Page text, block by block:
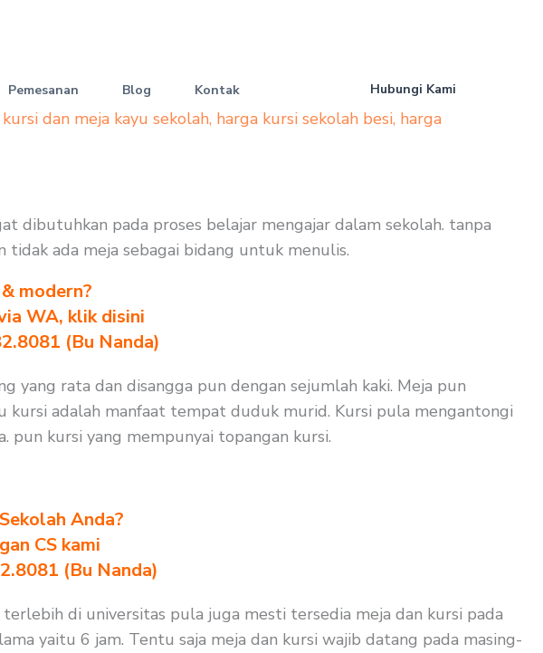
Pemesanan Blog Kontak Hubungi Kami
dan meja kayu sekolah, harga kursi sekolah besi, harga
dibutuhkan pada proses belajar mengajar dalam sekolah. tanpa
ada meja sebagai bidang untuk menulis.
modern?
WA, klik disini
(Bu Nanda)
yang rata dan disangga pun dengan sejumlah kaki. Meja pun
adalah manfaat tempat duduk murid. Kursi pula mengantongi
pun kursi yang mempunyai topangan kursi.
Anda?
CS kami
(Bu Nanda)
di universitas pula juga mesti tersedia meja dan kursi pada
yaitu 6 jam. Tentu saja meja dan kursi wajib datang pada masing-